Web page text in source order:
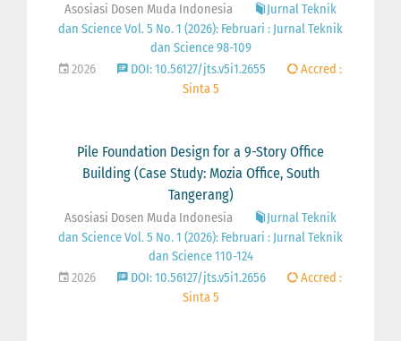
Asosiasi Dosen Muda Indonesia
Jurnal Teknik
dan Science Vol. 5 No. 1 (2026): Februari : Jurnal Teknik
dan Science 98-109
2026
DOI: 10.56127/jts.v5i1.2655
Accred :
Sinta 5
Pile Foundation Design for a 9-Story Office
Building (Case Study: Mozia Office, South
Tangerang)
Asosiasi Dosen Muda Indonesia
Jurnal Teknik
dan Science Vol. 5 No. 1 (2026): Februari : Jurnal Teknik
dan Science 110-124
2026
DOI: 10.56127/jts.v5i1.2656
Accred :
Sinta 5